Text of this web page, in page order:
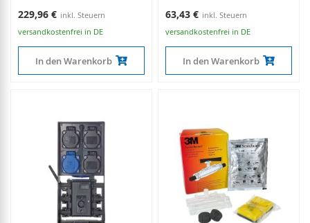
229,96 €
versandkostenfrei in DE
In den Warenkorb
63,43 €
versandkostenfrei in DE
In den Warenkorb